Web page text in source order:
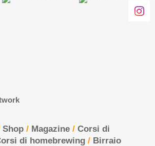
Shop / Magazine / Corsi di
di homebrewing / Birraio